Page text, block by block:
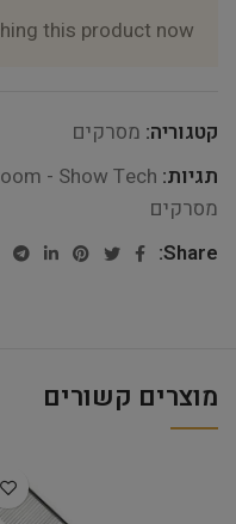
this product now!
קטגוריה: מסרקים
תגיות: - Show Tech
מסרקים
Share:
מוצרים קשורים